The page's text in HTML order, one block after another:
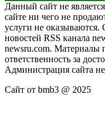
Данный сайт не
сайте ни чего не
услуги не оказываются.
новостей RSS канала
newsru.com. Материалы
ответственность за
Администрация сайта не
Сайт от bmb3 @ 2025